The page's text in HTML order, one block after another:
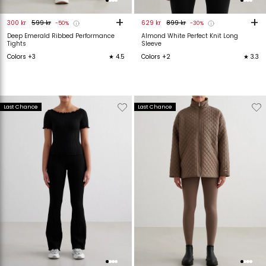
Deep Emerald Ribbed Performance
Tights
300 kr 599 kr -50% +
Colors +3 ★ 4.5
Almond White Perfect Knit Long
Sleeve
629 kr 899 kr -30% +
Colors +2 ★ 3.3
Last Chance
Toevoegen
verlanglijstje
Last Chance
Verwijderen
verlanglijstje